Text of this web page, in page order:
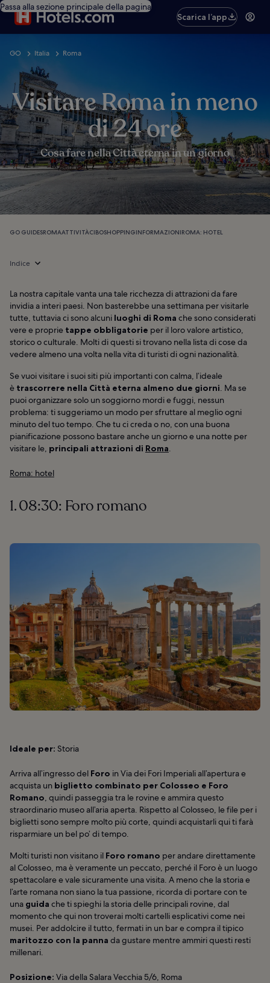
Passa alla sezione principale della pagina
Scarica l’app
GO Italia Roma
Visitare Roma in meno
di 24 ore
Cosa fare nella Città eterna in un giorno
GO GUIDESROMAATTIVITÀCIBOSHOPPINGINFORMAZIONIROMA: HOTEL
Indice
La nostra capitale vanta una tale ricchezza di attrazioni da fare
invidia a interi paesi. Non basterebbe una settimana per visitarle
tutte, tuttavia ci sono alcuni luoghi di Roma che sono considerati
vere e proprie tappe obbligatorie per il loro valore artistico,
storico o culturale. Molti di questi si trovano nella lista di cose da
vedere almeno una volta nella vita di turisti di ogni nazionalità.
Se vuoi visitare i suoi siti più importanti con calma, l’ideale
è trascorrere nella Città eterna almeno due giorni . Ma se
puoi organizzare solo un soggiorno mordi e fuggi, nessun
problema: ti suggeriamo un modo per sfruttare al meglio ogni
minuto del tuo tempo. Che tu ci creda o no, con una buona
pianificazione possono bastare anche un giorno e una notte per
visitare le, principali attrazioni di Roma
Roma: hotel
1. 08:30: Foro romano
Ideale per: Storia
Arriva all’ingresso del Foro in Via dei Fori Imperiali all’apertura e
acquista un biglietto combinato per Colosseo e Foro
Romano, quindi passeggia tra le rovine e ammira questo
straordinario museo all’aria aperta. Rispetto al Colosseo, le file per i
biglietti sono sempre molto più corte, quindi acquistarli qui ti farà
risparmiare un bel po’ di tempo.
Molti turisti non visitano il Foro romano per andare direttamente
al Colosseo, ma è veramente un peccato, perché il Foro è un luogo
spettacolare e vale sicuramente una visita. A meno che la storia e
l’arte romana non siano la tua passione, ricorda di portare con te
una guida che ti spieghi la storia delle principali rovine, dal
momento che qui non troverai molti cartelli esplicativi come nei
musei. Per addolcire il tutto, fermati in un bar e compra il tipico
maritozzo con la panna da gustare mentre ammiri questi resti
millenari.
Posizione: Via della Salara Vecchia 5/6, Roma